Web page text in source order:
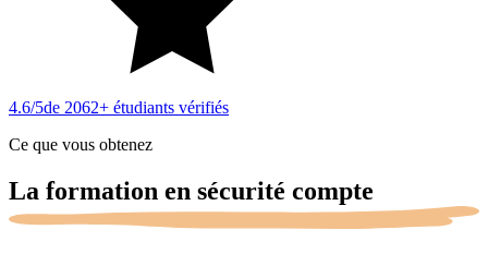
4.6/5de 2062+ étudiants vérifiés
Ce que vous obtenez
La formation en sécurité compte